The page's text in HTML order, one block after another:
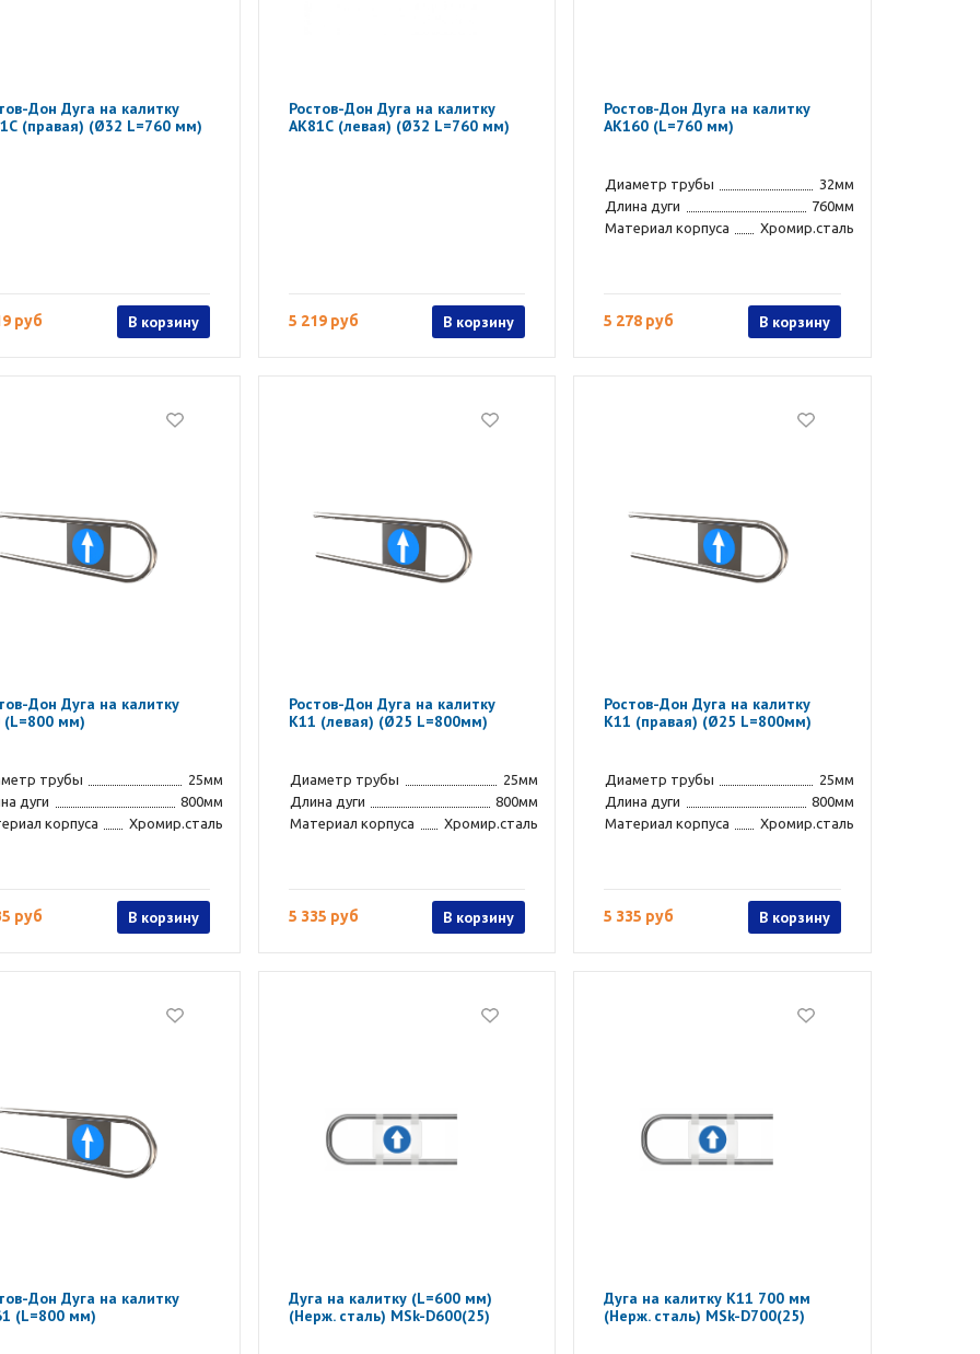
Дон Дуга на калитку
(правая) (Ø32 L=760 мм)
руб В корзину
Ростов-Дон Дуга на калитку
АК81С (левая) (Ø32 L=760 мм)
5 219 руб В корзину
Ростов-Дон Дуга на калитку
АК160 (L=760 мм)
Диаметр трубы
32мм
Длина дуги
760мм
Материал корпуса
Хромир.сталь
5 278 руб В корзину
Дон Дуга на калитку
(L=800 мм)
трубы
25мм
дуги
800мм
корпуса
Хромир.сталь
руб В корзину
Ростов-Дон Дуга на калитку
К11 (левая) (Ø25 L=800мм)
Диаметр трубы
25мм
Длина дуги
800мм
Материал корпуса
Хромир.сталь
5 335 руб В корзину
Ростов-Дон Дуга на калитку
К11 (правая) (Ø25 L=800мм)
Диаметр трубы
25мм
Длина дуги
800мм
Материал корпуса
Хромир.сталь
5 335 руб В корзину
Дон Дуга на калитку
(L=800 мм)
Дуга на калитку (L=600 мм)
(Нерж. сталь) MSk-D600(25)
Дуга на калитку К11 700 мм
(Нерж. сталь) MSk-D700(25)